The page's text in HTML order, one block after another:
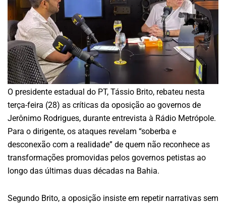
O presidente estadual do PT, Tássio Brito, rebateu nesta
terça-feira (28) as críticas da oposição ao governos de
Jerônimo Rodrigues, durante entrevista à Rádio Metrópole.
Para o dirigente, os ataques revelam “soberba e
desconexão com a realidade” de quem não reconhece as
transformações promovidas pelos governos petistas ao
longo das últimas duas décadas na Bahia.
Segundo Brito, a oposição insiste em repetir narrativas sem